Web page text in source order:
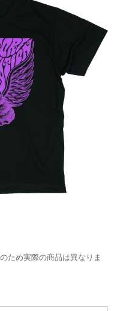
ため実際の商品は異なりま